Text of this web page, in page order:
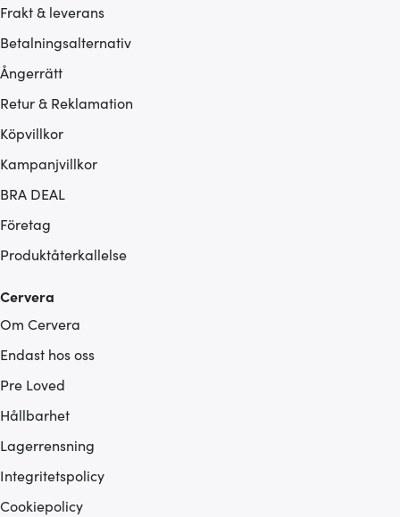
Frakt & leverans
Betalningsalternativ
Ångerrätt
Retur & Reklamation
Köpvillkor
Kampanjvillkor
BRA DEAL
Företag
Produktåterkallelse
Cervera
Om Cervera
Endast hos oss
Pre Loved
Hållbarhet
Lagerrensning
Integritetspolicy
Cookiepolicy